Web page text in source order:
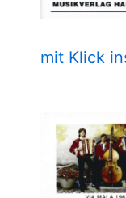
mit Klick